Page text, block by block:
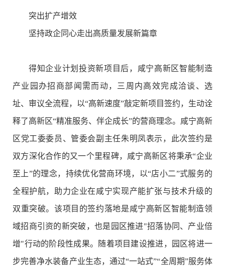
突出扩产增效
坚持政企同心走出高质量发展新篇章
得知企业计划投资新项目后，咸宁高新区智能制造
产业园办招商部闻需而动，三周内高效完成洽谈、选
址、审议全流程，以“高新速度”敲定新项目签约，生动诠
释了高新区“精准服务、伴企成长”的营商理念。咸宁高新
区党工委委员、管委会副主任朱明凤表示，此次签约是
双方深化合作的又一个里程碑，咸宁高新区将秉承“企业
至上”的理念，持续优化营商环境，以“店小二”式服务的
全程护航，助力企业在咸宁实现产能扩张与技术升级的
双重突破。该项目的签约落地是咸宁高新区智能制造领
域招商引资的新突破，也是园区推进"招落协同、产业倍
增"行动的阶段性成果。随着项目建设推进，园区将进一
步完善净水装备产业生态，通过“一站式”“全周期”服务体